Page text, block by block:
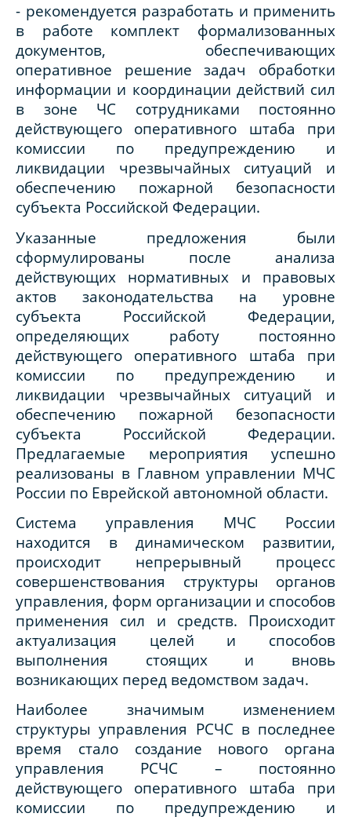
- рекомендуется разработать и применить
в работе комплект формализованных
документов, обеспечивающих
оперативное решение задач обработки
информации и координации действий сил
в зоне ЧС сотрудниками постоянно
действующего оперативного штаба при
комиссии по предупреждению и
ликвидации чрезвычайных ситуаций и
обеспечению пожарной безопасности
субъекта Российской Федерации.
Указанные предложения были
сформулированы после анализа
действующих нормативных и правовых
актов законодательства на уровне
субъекта Российской Федерации,
определяющих работу постоянно
действующего оперативного штаба при
комиссии по предупреждению и
ликвидации чрезвычайных ситуаций и
обеспечению пожарной безопасности
субъекта Российской Федерации.
Предлагаемые мероприятия успешно
реализованы в Главном управлении МЧС
России по Еврейской автономной области.
Система управления МЧС России
находится в динамическом развитии,
происходит непрерывный процесс
совершенствования структуры органов
управления, форм организации и способов
применения сил и средств. Происходит
актуализация целей и способов
выполнения стоящих и вновь
возникающих перед ведомством задач.
Наиболее значимым изменением
структуры управления РСЧС в последнее
время стало создание нового органа
управления РСЧС – постоянно
действующего оперативного штаба при
комиссии по предупреждению и